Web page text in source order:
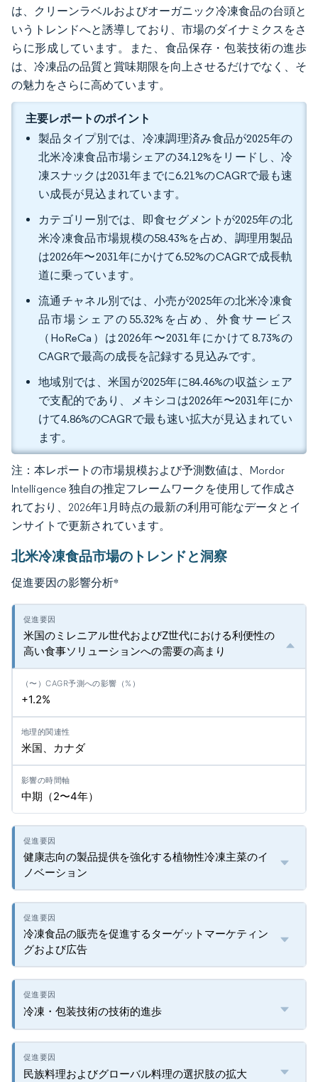
は、クリーンラベルおよびオーガニック冷凍食品の台頭と
いうトレンドへと誘導しており、市場のダイナミクスをさ
らに形成しています。また、食品保存・包装技術の進歩
は、冷凍品の品質と賞味期限を向上させるだけでなく、そ
の魅力をさらに高めています。
主要レポートのポイント
製品タイプ別では、冷凍調理済み食品が2025年の
北米冷凍食品市場シェアの34.12%をリードし、冷
凍スナックは2031年までに6.21%のCAGRで最も速
い成長が見込まれています。
カテゴリー別では、即食セグメントが2025年の北
米冷凍食品市場規模の58.43%を占め、調理用製品
は2026年〜2031年にかけて6.52%のCAGRで成長軌
道に乗っています。
流通チャネル別では、小売が2025年の北米冷凍食
品市場シェアの55.32%を占め、外食サービス
（HoReCa）は2026年〜2031年にかけて8.73%の
CAGRで最高の成長を記録する見込みです。
地域別では、米国が2025年に84.46%の収益シェア
で支配的であり、メキシコは2026年〜2031年にか
けて4.86%のCAGRで最も速い拡大が見込まれてい
ます。
注：本レポートの市場規模および予測数値は、Mordor
Intelligence 独自の推定フレームワークを使用して作成さ
れており、2026年1月時点の最新の利用可能なデータとイ
ンサイトで更新されています。
北米冷凍食品市場のトレンドと洞察
促進要因の影響分析*
米国のミレニアル世代およびZ世代における利便性の
高い食事ソリューションへの需要の高まり
+1.2%
米国、カナダ
中期（2〜4年）
健康志向の製品提供を強化する植物性冷凍主菜のイ
ノベーション
冷凍食品の販売を促進するターゲットマーケティン
グおよび広告
冷凍・包装技術の技術的進歩
民族料理およびグローバル料理の選択肢の拡大